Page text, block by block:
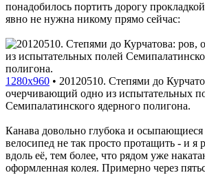
понадобилось портить дорогу
явно не нужна никому прямо сейчас:
1280x960 • 20120510. Степями до
очерчивающий одно из испытательных
Семипалатинского ядерного полигона.
Канава довольно глубока и осыпающиеся
велосипед не так просто протащить - и я
вдоль её, тем более, что рядом уже
оформленная колея. Примерно через